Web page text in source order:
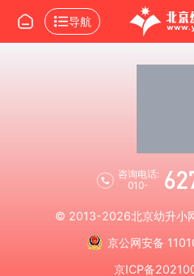
导航
咨询电话:
010-
© 2013-2026北京幼升小
京公网安备
京ICP备